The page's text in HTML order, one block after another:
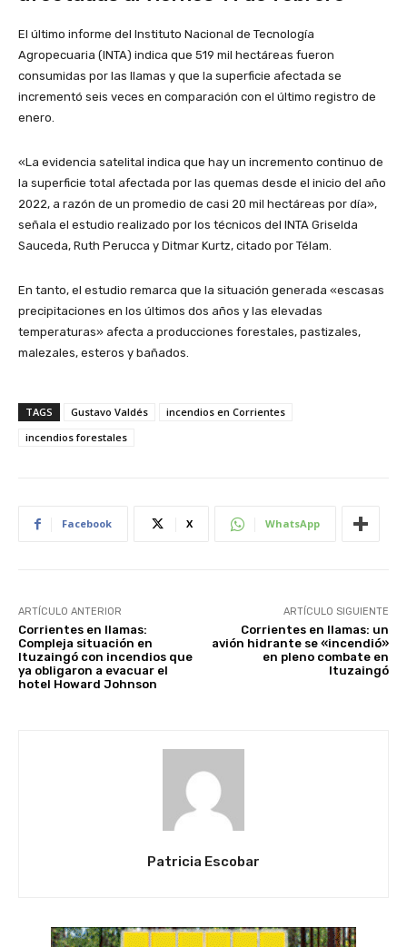
El último informe del Instituto Nacional de Tecnología
Agropecuaria (INTA) indica que 519 mil hectáreas fueron
consumidas por las llamas y que la superficie afectada se
incrementó seis veces en comparación con el último registro de
enero.
«La evidencia satelital indica que hay un incremento continuo de
la superficie total afectada por las quemas desde el inicio del año
2022, a razón de un promedio de casi 20 mil hectáreas por día»,
señala el estudio realizado por los técnicos del INTA Griselda
Sauceda, Ruth Perucca y Ditmar Kurtz, citado por Télam.
En tanto, el estudio remarca que la situación generada «escasas
precipitaciones en los últimos dos años y las elevadas
temperaturas» afecta a producciones forestales, pastizales,
malezales, esteros y bañados.
TAGS Gustavo Valdés
incendios en Corrientes
incendios forestales
Facebook X WhatsApp
ARTÍCULO ANTERIOR
Corrientes en llamas:
Compleja situación en
Ituzaingó con incendios que
ya obligaron a evacuar el
hotel Howard Johnson
ARTÍCULO SIGUIENTE
Corrientes en llamas: un
avión hidrante se «incendió»
en pleno combate en
Ituzaingó
Patricia Escobar